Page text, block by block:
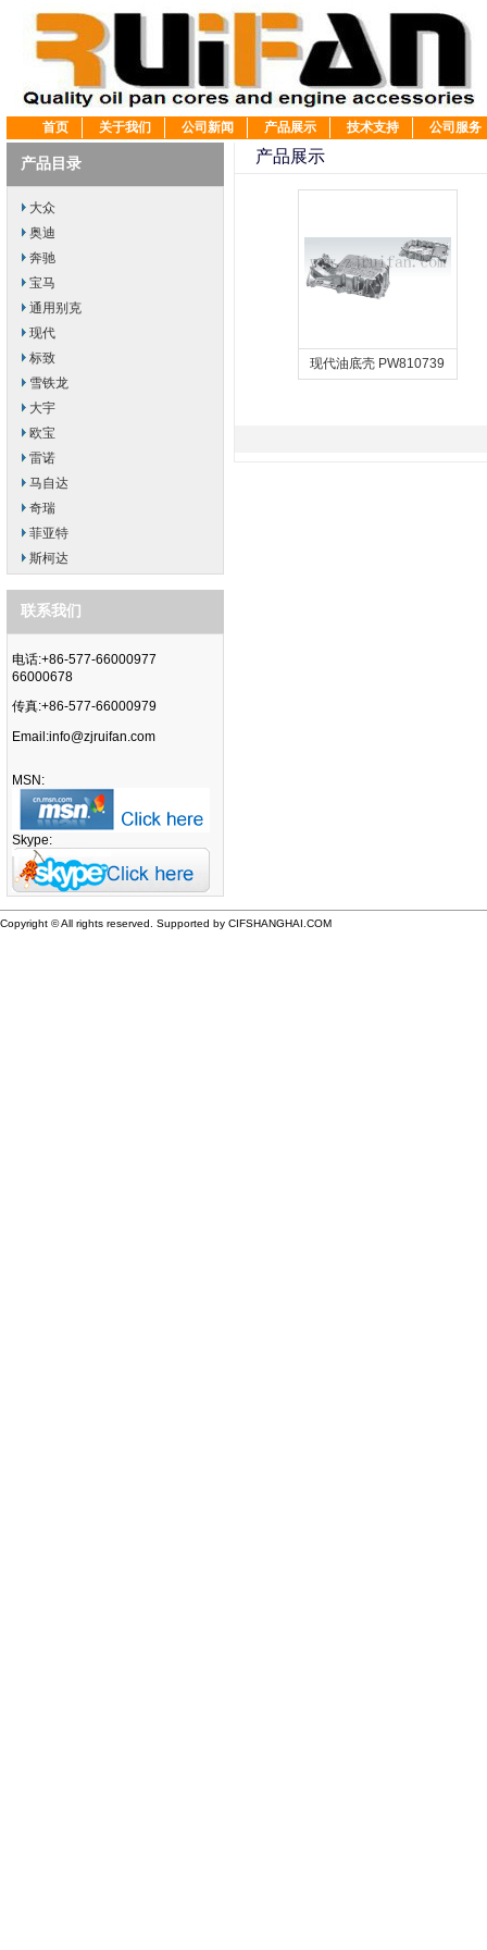
首页 关于我们 公司新闻 产品展示 技术支持 公司服务
产品目录
大众
奥迪
奔驰
宝马
通用别克
现代
标致
雪铁龙
大宇
欧宝
雷诺
马自达
奇瑞
菲亚特
斯柯达
联系我们
电话:+86-577-66000977
66000678
传真:+86-577-66000979
Email:info@zjruifan.com
MSN:
Skype:
产品展示
现代油底壳 PW810739
Copyright © All rights reserved. Supported by CIFSHANGHAI.COM